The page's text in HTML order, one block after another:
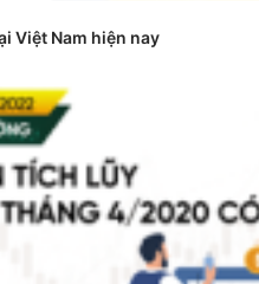
Việt Nam hiện nay